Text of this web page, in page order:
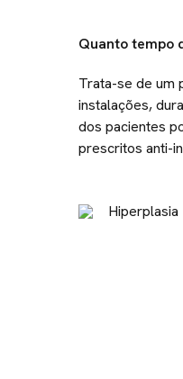
Quanto tempo
Trata-se de um
instalações,
dos pacientes
prescritos anti-